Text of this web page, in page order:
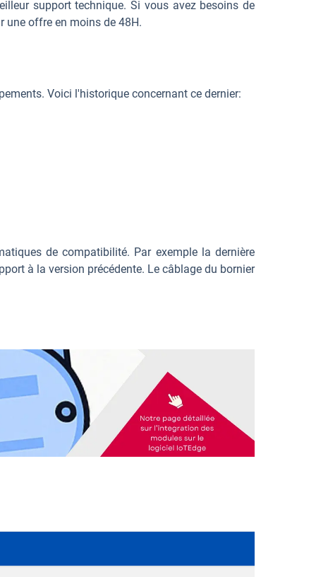
support technique. Si vous avez besoins de
une offre en moins de 48H.
Voici l'historique concernant ce dernier:
de compatibilité. Par exemple la dernière
à la version précédente. Le câblage du bornier